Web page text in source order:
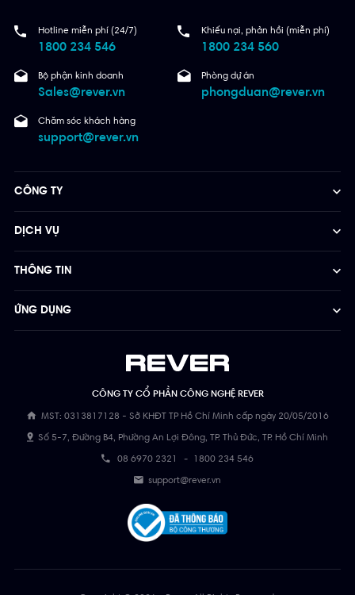
Hotline miễn phí (24/7)
1800 234 546
Khiếu nại, phản hồi (miễn phí)
1800 234 560
Bộ phận kinh doanh
Sales@rever.vn
Phòng dự án
phongduan@rever.vn
Chăm sóc khách hàng
support@rever.vn
CÔNG TY CỔ PHẦN CÔNG NGHỆ REVER
MST: 0313817128 - Sở KHĐT TP Hồ Chí Minh cấp ngày 20/05/2016
Số 5-7, Đường B4, Phường An Lợi Đông, TP. Thủ Đức, TP. Hồ Chí Minh
08 6970 2321 - 1800 234 546
support@rever.vn
CÔNG TY
DỊCH VỤ
THÔNG TIN
ỨNG DỤNG